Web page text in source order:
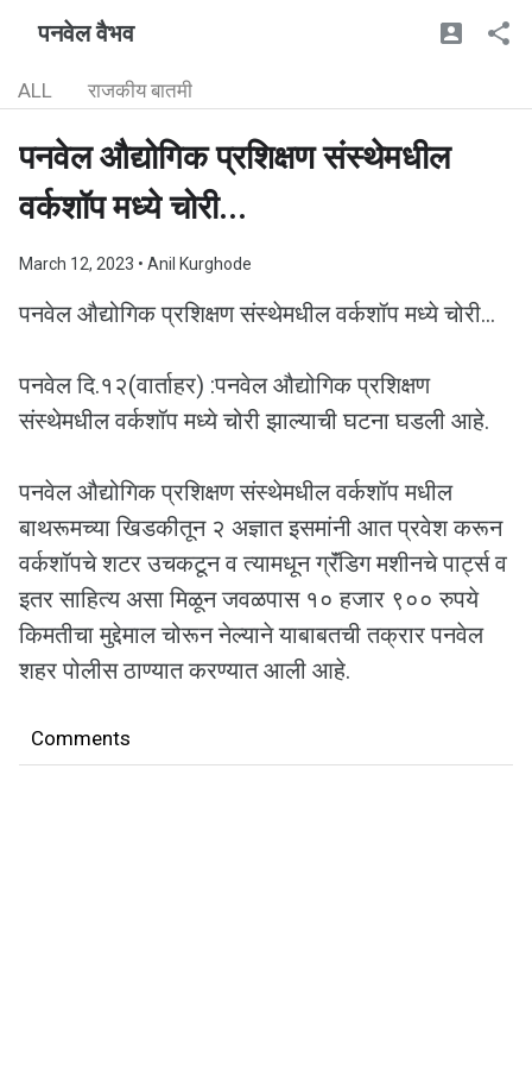
पनवेल वैभव
ALL राजकीय बातमी
पनवेल औद्योगिक प्रशिक्षण संस्थेमधील
वर्कशॉप मध्ये चोरी...
March 12, 2023 • Anil Kurghode
पनवेल औद्योगिक प्रशिक्षण संस्थेमधील वर्कशॉप मध्ये चोरी...
पनवेल दि.१२(वार्ताहर) :पनवेल औद्योगिक प्रशिक्षण
संस्थेमधील वर्कशॉप मध्ये चोरी झाल्याची घटना घडली आहे.
पनवेल औद्योगिक प्रशिक्षण संस्थेमधील वर्कशॉप मधील
बाथरूमच्या खिडकीतून २ अज्ञात इसमांनी आत प्रवेश करून
वर्कशॉपचे शटर उचकटून व त्यामधून ग्रॅंडिग मशीनचे पार्ट्स व
इतर साहित्य असा मिळून जवळपास १० हजार ९०० रुपये
किमतीचा मुद्देमाल चोरून नेल्याने याबाबतची तक्रार पनवेल
शहर पोलीस ठाण्यात करण्यात आली आहे.
Comments